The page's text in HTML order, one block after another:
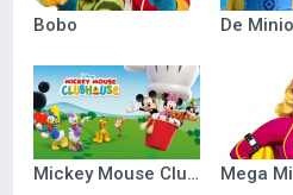
Bobo De
Mickey Mouse Clubhuis Mega